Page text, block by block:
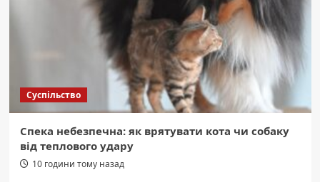
Суспільство
Спека небезпечна: як врятувати кота чи собаку
від теплового удару
10 години тому назад